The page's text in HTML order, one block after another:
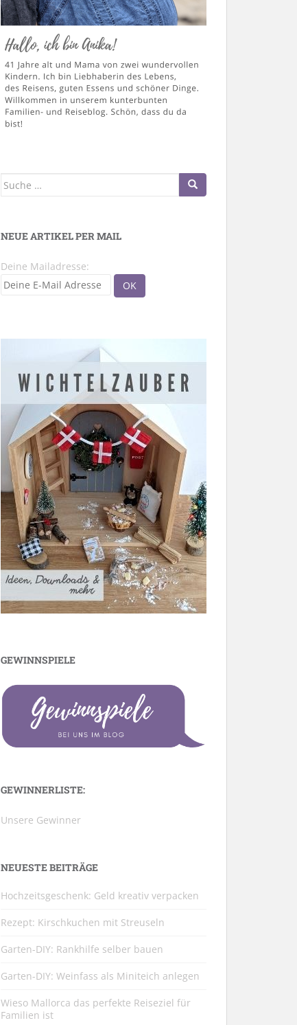
Suche
NEUE ARTIKEL PER MAIL
Deine Mailadresse:
GEWINNSPIELE
GEWINNERLISTE:
Unsere Gewinner
NEUESTE BEITRÄGE
Hochzeitsgeschenk: Geld kreativ verpacken
Rezept: Kirschkuchen mit Streuseln
Garten-DIY: Rankhilfe selber bauen
Garten-DIY: Weinfass als Miniteich anlegen
Wieso Mallorca das perfekte Reiseziel für
Familien ist